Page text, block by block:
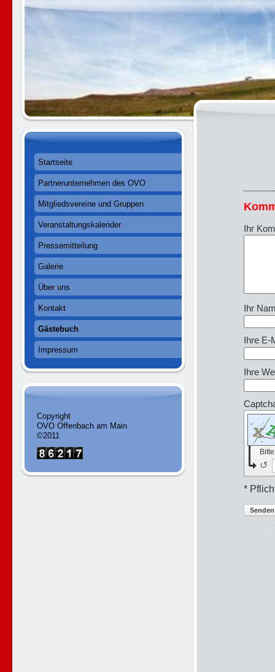
Ihr
Ihr
Ihre E-
Ihre
↺
*
Senden
Startseite
Partnerunternehmen des OVO
Mitgliedsvereine und Gruppen
Veranstaltungskalender
Pressemitteilung
Galerie
Über uns
Kontakt
Gästebuch
Impressum
Copyright
OVO Offenbach am Main
©2011